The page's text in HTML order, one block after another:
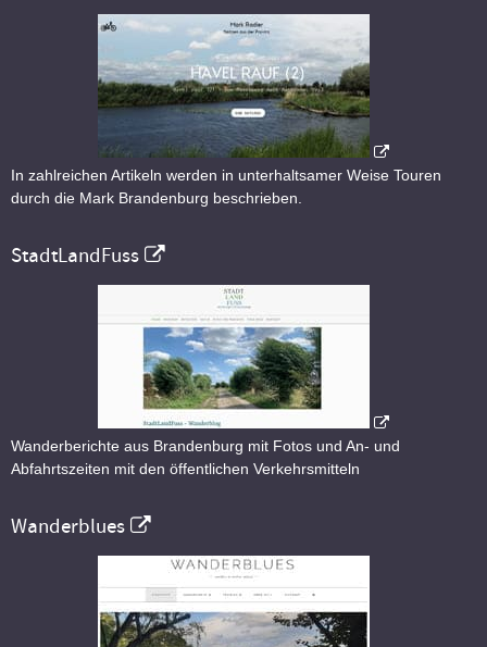
In zahlreichen Artikeln werden in unterhaltsamer Weise Touren
durch die Mark Brandenburg beschrieben.
StadtLandFuss
Wanderberichte aus Brandenburg mit Fotos und An- und
Abfahrtszeiten mit den öffentlichen Verkehrsmitteln
Wanderblues